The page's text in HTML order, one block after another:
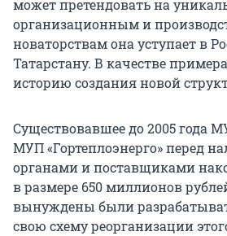
может претендовать на
организационным и
новаторствам она уступает в
Татарстану. В качестве
историю создания новой
Существовавшее до 2005 года
МУП «Гортеплоэнерго» перед
органами и поставщиками
в размере 650 миллионов
вынуждены были
свою схему реорганизации